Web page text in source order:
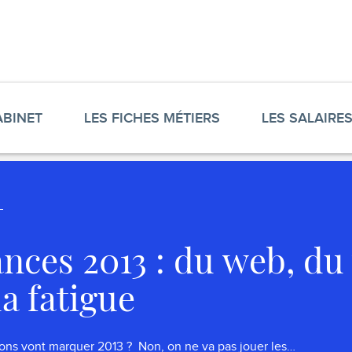
LES FICHES MÉTIERS LES SALAIRES
2013 : du web,
fatigue
vont marquer 2013 ? Non, on ne va pas jouer les…